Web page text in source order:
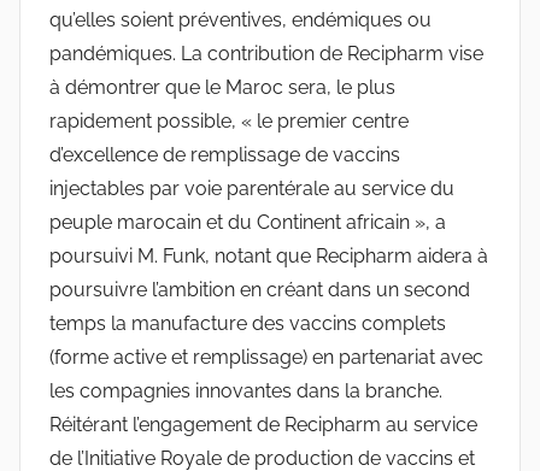
qu’elles soient préventives, endémiques ou
pandémiques. La contribution de Recipharm vise
à démontrer que le Maroc sera, le plus
rapidement possible, « le premier centre
d’excellence de remplissage de vaccins
injectables par voie parentérale au service du
peuple marocain et du Continent africain », a
poursuivi M. Funk, notant que Recipharm aidera à
poursuivre l’ambition en créant dans un second
temps la manufacture des vaccins complets
(forme active et remplissage) en partenariat avec
les compagnies innovantes dans la branche.
Réitérant l’engagement de Recipharm au service
de l’Initiative Royale de production de vaccins et